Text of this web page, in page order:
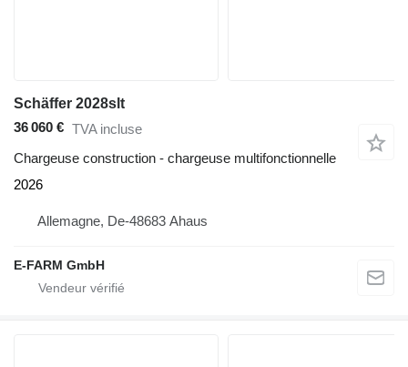
Schäffer 2028slt
36 060 € TVA incluse
Chargeuse construction - chargeuse multifonctionnelle
2026
Allemagne, De-48683 Ahaus
E-FARM GmbH